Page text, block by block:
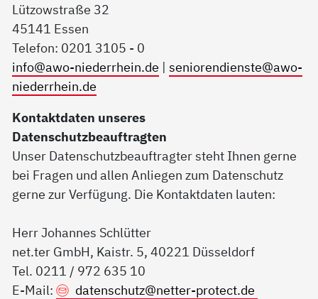
Lützowstraße 32
45141 Essen
Telefon: 0201 3105 - 0
info@awo-niederrhein.de |seniorendienste@awo-
niederrhein.de
Kontaktdaten unseres
Datenschutzbeauftragten
Unser Datenschutzbeauftragter steht Ihnen gerne
bei Fragen und allen Anliegen zum Datenschutz
gerne zur Verfügung. Die Kontaktdaten lauten:
Herr Johannes Schlütter
net.ter GmbH, Kaistr. 5, 40221 Düsseldorf
Tel. 0211 / 972 635 10
E-Mail:
datenschutz@netter-protect.de